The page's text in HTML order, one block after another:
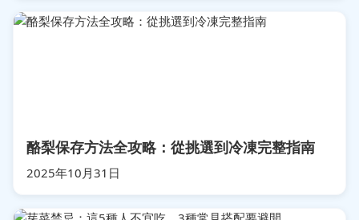
酪梨保存方法全攻略：從挑選到冷凍完整指南
2025年10月31日